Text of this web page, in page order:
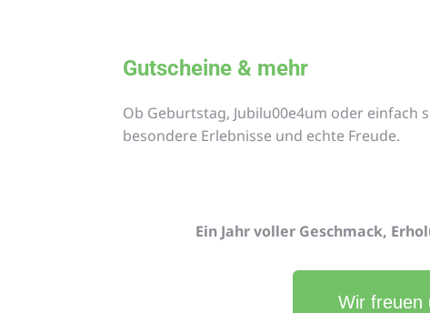
Gutscheine & mehr
Ob Geburtstag, Jubilu00e4um oder einfach
besondere Erlebnisse und echte Freude.
Ein Jahr voller Geschmack,
Wir freuen